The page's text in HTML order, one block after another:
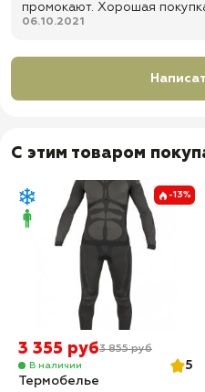
промокают. Хорошая
06.10.2021
С этим товаром
-13%
3 355 руб3 855 руб
В наличии
5
Термобелье